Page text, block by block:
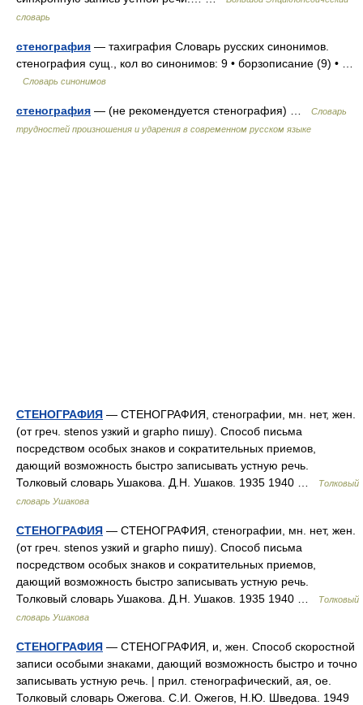
словарь
стенография — тахиграфия Словарь русских синонимов.
стенография сущ., кол во синонимов: 9 • борзописание (9) • …
Словарь синонимов
стенография — (не рекомендуется стенография) …
Словарь
трудностей произношения и ударения в современном русском языке
СТЕНОГРАФИЯ — СТЕНОГРАФИЯ, стенографии, мн. нет, жен.
(от греч. stenos узкий и grapho пишу). Способ письма
посредством особых знаков и сократительных приемов,
дающий возможность быстро записывать устную речь.
Толковый словарь Ушакова. Д.Н. Ушаков. 1935 1940 …
Толковый
словарь Ушакова
СТЕНОГРАФИЯ — СТЕНОГРАФИЯ, стенографии, мн. нет, жен.
(от греч. stenos узкий и grapho пишу). Способ письма
посредством особых знаков и сократительных приемов,
дающий возможность быстро записывать устную речь.
Толковый словарь Ушакова. Д.Н. Ушаков. 1935 1940 …
Толковый
словарь Ушакова
СТЕНОГРАФИЯ — СТЕНОГРАФИЯ, и, жен. Способ скоростной
записи особыми знаками, дающий возможность быстро и точно
записывать устную речь. | прил. стенографический, ая, ое.
Толковый словарь Ожегова. С.И. Ожегов, Н.Ю. Шведова. 1949